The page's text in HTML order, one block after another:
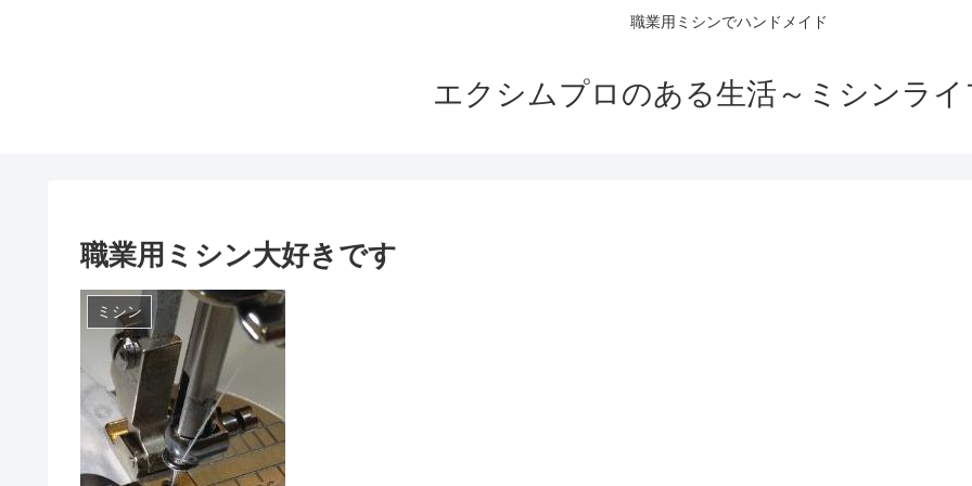
職業用ミシンでハンドメイド
エクシムプロのある生活～ミシンライ
職業用ミシン大好きです
ミシン